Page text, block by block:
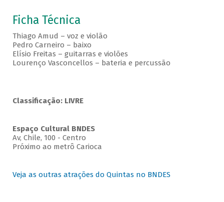
Ficha Técnica
Thiago Amud – voz e violão
Pedro Carneiro – baixo
Elísio Freitas – guitarras e violões
Lourenço Vasconcellos – bateria e percussão
Classificação: LIVRE
Espaço Cultural BNDES
Av, Chile, 100 - Centro
Próximo ao metrô Carioca
Veja as outras atrações do Quintas no BNDES